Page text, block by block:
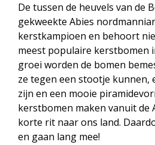
De tussen de heuvels van de
gekweekte Abies
kerstkampioen en behoort
meest populaire kerstbomen
groei worden de bomen
ze tegen een stootje kunnen,
zijn en een mooie
kerstbomen maken vanuit de
korte rit naar ons land.
en gaan lang mee!